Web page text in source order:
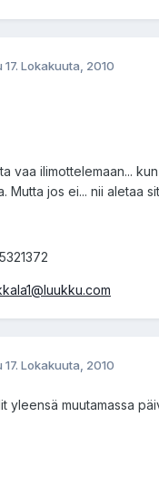
17. Lokakuuta, 2010
vaa ilimottelemaan...
Mutta jos ei... nii aletaa
17. Lokakuuta, 2010
yleensä muutamassa